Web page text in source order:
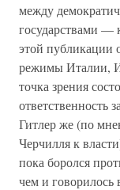
между
государствами —
этой публикации
режимы Италии,
точка зрения
ответственность
Гитлер же (по
Черчилля к
пока боролся
чем и